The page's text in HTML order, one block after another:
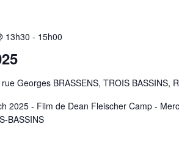
13h30 - 15h00
Georges BRASSENS, TROIS BASSINS,
2025 - Film de Dean Fleischer Camp -
BASSINS